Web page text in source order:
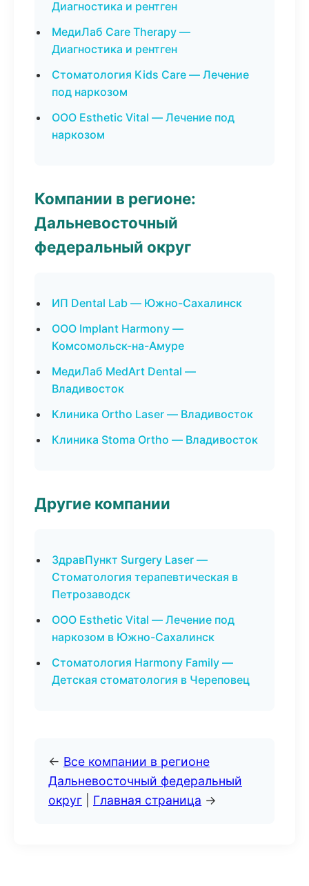
Диагностика и рентген
МедиЛаб Care Therapy —
Диагностика и рентген
Стоматология Kids Care — Лечение
под наркозом
ООО Esthetic Vital — Лечение под
наркозом
Компании в регионе:
Дальневосточный
федеральный округ
ИП Dental Lab — Южно-Сахалинск
ООО Implant Harmony —
Комсомольск-на-Амуре
МедиЛаб MedArt Dental —
Владивосток
Клиника Ortho Laser — Владивосток
Клиника Stoma Ortho — Владивосток
Другие компании
ЗдравПункт Surgery Laser —
Стоматология терапевтическая в
Петрозаводск
ООО Esthetic Vital — Лечение под
наркозом в Южно-Сахалинск
Стоматология Harmony Family —
Детская стоматология в Череповец
← Все компании в регионе
Дальневосточный федеральный
округ
Главная страница →